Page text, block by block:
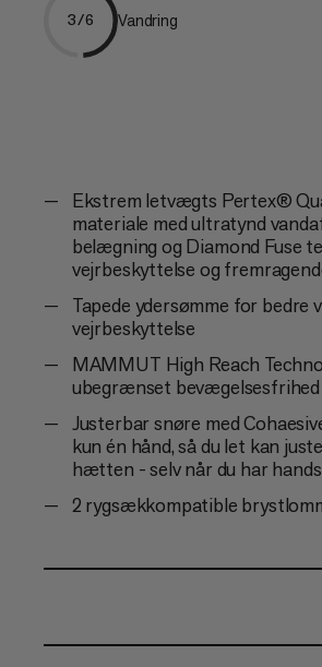
3/6 Vandring
Ekstrem letvægts Pertex®
materiale med ultratynd
belægning og Diamond Fuse
vejrbeskyttelse og
Tapede ydersømme for bedre
vejrbeskyttelse
MAMMUT High Reach
ubegrænset bevægelsesfrihed
Justerbar snøre med
kun én hånd, så du let kan
hætten - selv når du har
2 rygsækkompatible